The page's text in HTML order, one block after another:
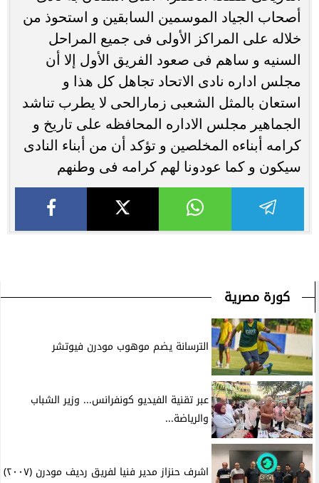
أصحاب الجياد الموسمين السابقين و استحوذ من
خلاله على المراكز الأولى فى جميع المراحل
السنيه و ساهم فى صعود الفريق الأول إلا أن
مجلس اداره نادى الاتحاد تجاهل كل هذا و
استعان بالمثل الشعبى زمارالحى لا يطرب تناشد
الجماهير مجلس الاداره المحافظه على تاريخ و
كرامه أبناءه المخلصين و تؤكد أن من أبناء النادى
سيكون و كما عودونا لهم كرامه فى وطنهم
كورة مصرية
الترسانة يضم موهوب مودرن فيوتشر
عبر تقنية الفيديو كونفرانس... وزير الشباب
والرياضة...
اشرف حنزاز مدير فنيا لفريق رديف مودرن (٢٠٠٧)